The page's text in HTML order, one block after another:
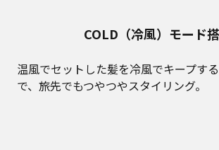
COLD（冷風）モード
温風でセットした髪を冷風でキープす
で、旅先でもつやつやスタイリング。